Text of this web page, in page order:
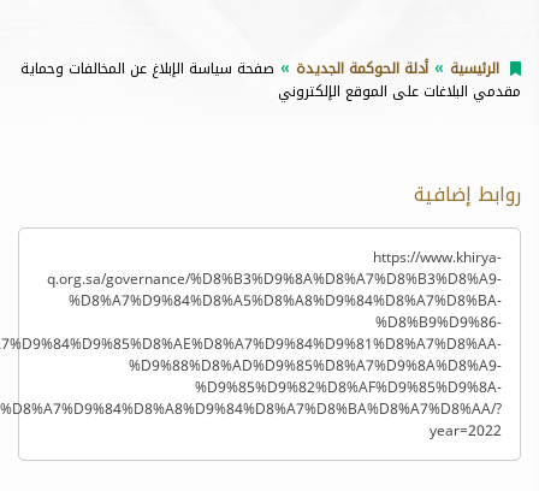
الرئيسية أدلة الحوكمة الجديدة
صفحة سياسة الإبلاغ عن المخالفات وحماية
مقدمي البلاغات على الموقع الإلكتروني
روابط إضافية
https://www.khirya-
q.org.sa/governance/%D8%B3%D9%8A%D8%A7%D8%B3%D8%A9-
%D8%A7%D9%84%D8%A5%D8%A8%D9%84%D8%A7%D8%BA-
%D8%B9%D9%86-
%D9%88%D8%AD%D9%85%D8%A7%D9%8A%D8%A9-
%D9%85%D9%82%D8%AF%D9%85%D9%8A-
%D8%A7%D9%84%D8%A8%D9%84%D8%A7%D8%BA%D8%A7%D8%AA/?
year=2022